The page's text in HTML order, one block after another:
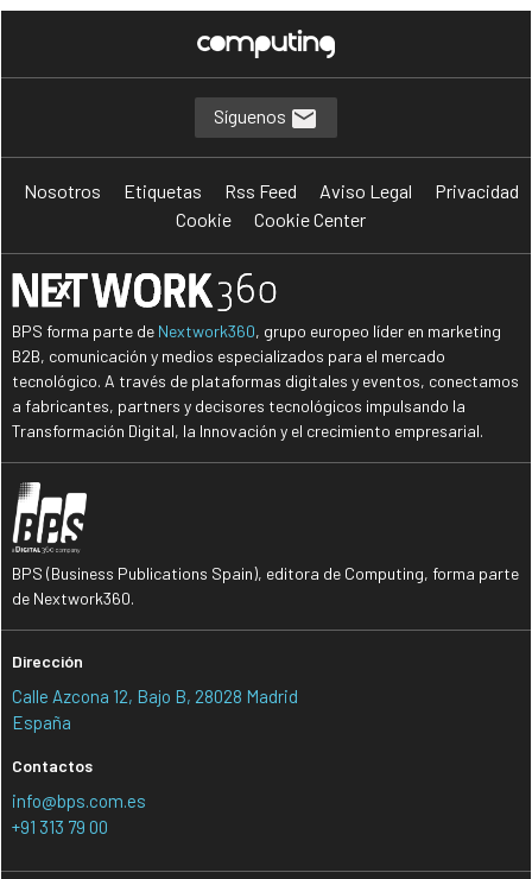
Síguenos
Nosotros Etiquetas Rss Feed Aviso Legal
Privacidad
Cookie
Cookie Center
BPS forma parte de Nextwork360, grupo europeo líder en marketing
B2B, comunicación y medios especializados para el mercado
tecnológico. A través de plataformas digitales y eventos, conectamos
a fabricantes, partners y decisores tecnológicos impulsando la
Transformación Digital, la Innovación y el crecimiento empresarial.
BPS (Business Publications Spain), editora de Computing, forma parte
de Nextwork360.
Dirección
Calle Azcona 12, Bajo B, 28028 Madrid
España
Contactos
info@bps.com.es
+91 313 79 00